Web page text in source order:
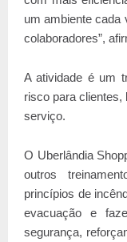
um ambiente cada
colaboradores”,
A atividade é um
risco para clientes,
serviço.
O Uberlândia
outros
princípios de
evacuação e
segurança,